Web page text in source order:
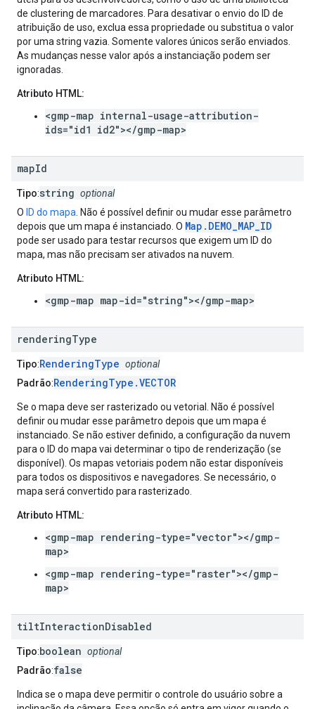
de clustering de marcadores. Para desativar o envio do ID de
atribuição de uso, exclua essa propriedade ou substitua o valor
por uma string vazia. Somente valores únicos serão enviados.
As mudanças nesse valor após a instanciação podem ser
ignoradas.
Atributo HTML:
<gmp-map internal-usage-attribution-
ids="id1 id2"></gmp-map>
mapId
Tipo:string optional
O ID do mapa . Não é possível definir ou mudar esse parâmetro
depois que um mapa é instanciado. O Map.DEMO_MAP_ID
pode ser usado para testar recursos que exigem um ID do
mapa, mas não precisam ser ativados na nuvem.
Atributo HTML:
<gmp-map map-id="string"></gmp-map>
renderingType
Tipo:RenderingType optional
Padrão:RenderingType.VECTOR
Se o mapa deve ser rasterizado ou vetorial. Não é possível
definir ou mudar esse parâmetro depois que um mapa é
instanciado. Se não estiver definido, a configuração da nuvem
para o ID do mapa vai determinar o tipo de renderização (se
disponível). Os mapas vetoriais podem não estar disponíveis
para todos os dispositivos e navegadores. Se necessário, o
mapa será convertido para rasterizado.
Atributo HTML:
<gmp-map rendering-type="vector"></gmp-
map>
<gmp-map rendering-type="raster"></gmp-
map>
tiltInteractionDisabled
Tipo:boolean optional
Padrão:false
Indica se o mapa deve permitir o controle do usuário sobre a